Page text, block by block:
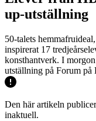
up-utställning
50-talets
inspirerat 17
konsthantverk. I
utställning på Forum på
Den här artikeln
inaktuell.